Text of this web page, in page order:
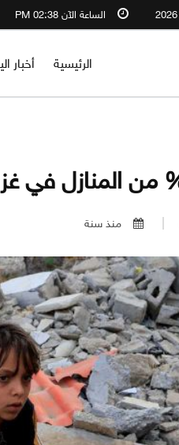
الساعة الآن 02:38 PM
الرئيسية أخبار
منذ سنة